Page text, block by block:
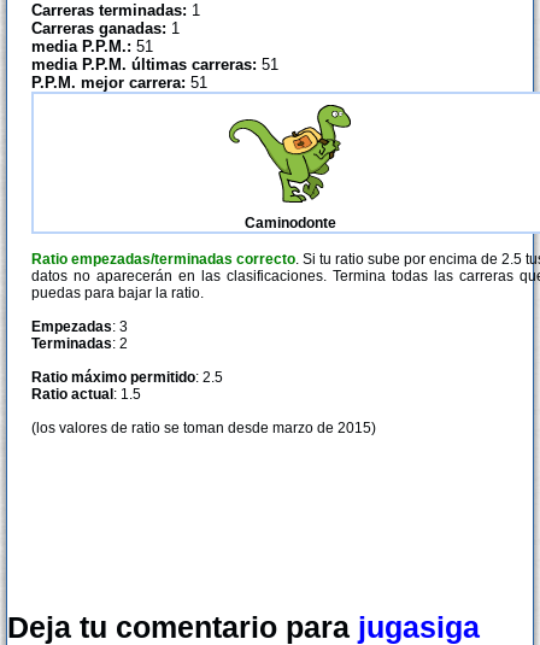
Carreras terminadas: 1
Carreras ganadas: 1
media P.P.M.: 51
media P.P.M. últimas carreras: 51
P.P.M. mejor carrera: 51
Caminodonte
Ratio empezadas/terminadas correcto. Si tu ratio sube por encima de 2.5
datos no aparecerán en las clasificaciones. Termina todas las carreras
puedas para bajar la ratio.
Empezadas: 3
Terminadas: 2
Ratio máximo permitido: 2.5
Ratio actual : 1.5
(los valores de ratio se toman desde marzo de 2015)
Deja tu comentario para jugasiga